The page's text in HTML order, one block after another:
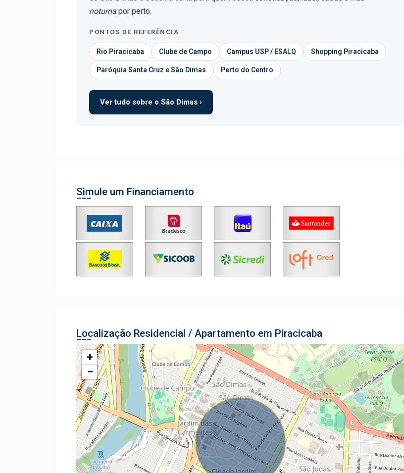
noturna por perto.
PONTOS DE REFERÊNCIA
Rio Piracicaba Clube de Campo Campus USP / ESALQ Shopping Piracicaba
Paróquia Santa Cruz e São Dimas Perto do Centro
Ver tudo sobre o São Dimas ›
Simule um Financiamento
Localização Residencial / Apartamento em Piracicaba
+
−